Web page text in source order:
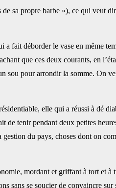
sa propre barbe »), ce qui veut
fait déborder le vase en même
que ces deux courants, en
sou pour arrondir la somme. On
elle qui a réussi à dé
de tenir pendant deux petites
du pays, choses dont on
mordant et griffant à tort et à
sans se soucier de convaincre